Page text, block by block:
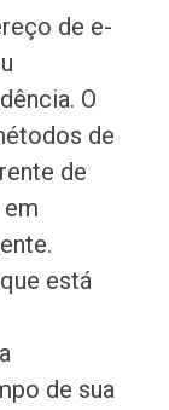
de e-
O
de
de
está
de sua